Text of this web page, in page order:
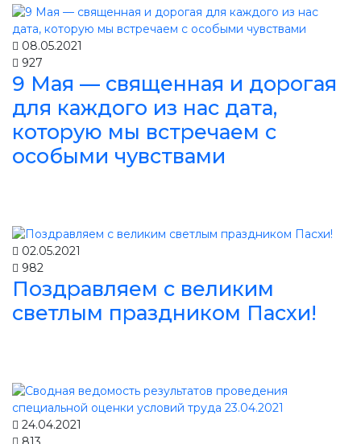
08.05.2021
927
9 Мая — священная и дорогая
для каждого из нас дата,
которую мы встречаем с
особыми чувствами
02.05.2021
982
Поздравляем с великим
светлым праздником Пасхи!
24.04.2021